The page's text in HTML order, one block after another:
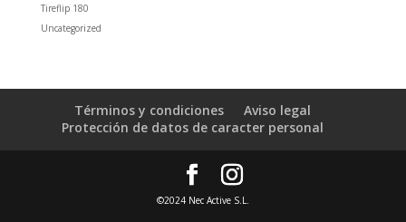
Tireflip 180
Uncategorized
Términos y condiciones
Aviso legal
Protección de datos de caracter personal
©2024 Nec Active S.L.